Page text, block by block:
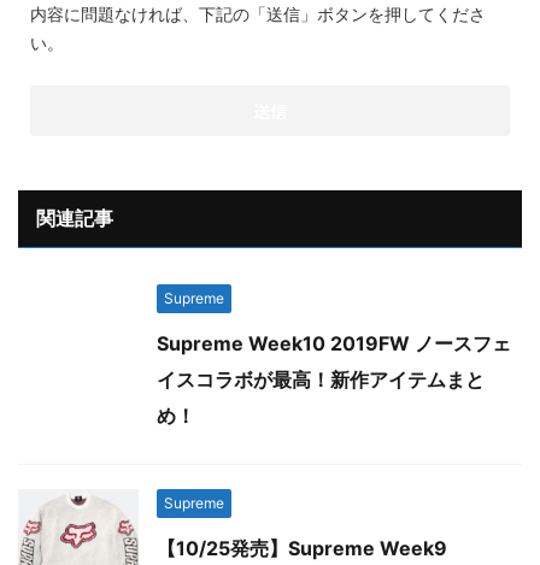
内容に問題なければ、下記の「送信」ボタンを押してくださ
い。
関連記事
Supreme
Supreme Week10 2019FW ノースフェ
イスコラボが最高！新作アイテムまと
め！
Supreme
【10/25発売】Supreme Week9